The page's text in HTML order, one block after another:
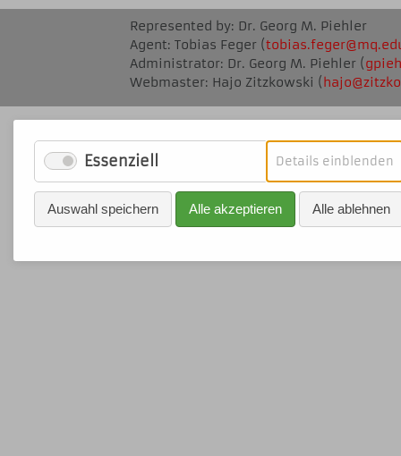
Represented by: Dr. Georg M. Piehler
Agent: Tobias Feger (tobias.feger@mq
Administrator: Dr. Georg M. Piehler (gpie
Webmaster: Hajo Zitzkowski ( hajo@zitz
Essenziell Details einblenden
Auswahl speichern Alle akzeptieren Alle ablehnen